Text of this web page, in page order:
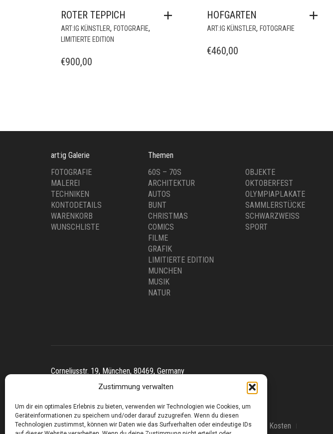
Zustimmung verwalten
Um dir ein optimales Erlebnis zu bieten, verwenden wir Technologien wie Cookies, um
Geräteinformationen zu speichern und/oder darauf zuzugreifen. Wenn du diesen
Technologien zustimmst, können wir Daten wie das Surfverhalten oder eindeutige IDs
ROTER TEPPICH
ART:IG KÜNSTLER, FOTOGRAFIE,
LIMITIERTE EDITION
€900,00
HOFGARTEN
ART:IG KÜNSTLER, FOTOGRAFIE
€460,00
art:ig Galerie
FOTOGRAFIE
MALEREI
TECHNIKEN
KONTODETAILS
WARENKORB
WUNSCHLISTE
Themen
60S – 70S
ARCHITEKTUR
AUTOS
BUNT
CHRISTMAS
COMICS
FILME
GRAFIK
LIMITIERTE EDITION
MUNCHEN
MUSIK
NATUR
OBJEKTE
OKTOBERFEST
OLYMPIAPLAKATE
SAMMLERSTÜCKE
SCHWARZWEISS
SPORT
Corneliusstr. 19, München, 80469, Germany
Telefon: +49 (0)89 552 985 72
Öffnungszeiten: Di. - FR. 11.00 –19.30 UHR · SA. 11.00 –18.00 UHR
Copyright © 2025 - art:ig Galerie
Impressum
Datenschutz AGB Hilfe & Kontakt
Versand & Kosten